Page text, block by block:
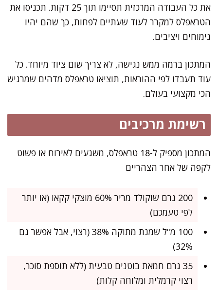
את כל העבודה המרכזית תסיימו תוך 25 דקות. תכניסו את
הטראפלס למקרר לעוד שעתיים לפחות, כך שהם יהיו
נימוחים ויציבים.
המתכון ברמה ממש נגישה, לא צריך שום ציוד מיוחד. כל
עוד תעבדו לפי ההוראות, תוציאו טראפלס מדהים שמרגיש
הכי מקצועי בעולם.
רשימת מרכיבים
המתכון מספיק ל-18 טראפלס, משגעים לאירוח או פשוט
לקפה של אחר הצהריים
200 גרם שוקולד מריר 60% מוצקי קקאו (או יותר
לפי טעמכם)
100 מ"ל שמנת מתוקה 38% (רצוי, אבל אפשר גם
32%)
35 גרם חמאת בוטנים טבעית (ללא תוספת סוכר,
רצוי קרמלית ומלוחה קלות)